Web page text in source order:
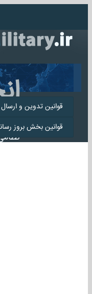
قوانین تدوین و
قوانین بخش بروز